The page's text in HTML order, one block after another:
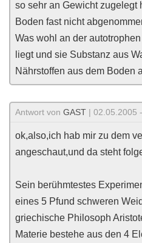
so sehr an Gewicht zugelegt
Boden fast nicht
Was wohl an der
liegt und sie Substanz aus
Nährstoffen aus dem Boden
Antwort von GAST | 02.05.2005
ok,also,ich hab mir zu dem
angeschaut,und da steht
Sein berühmtestes
eines 5 Pfund schweren
griechische Philosoph
Materie bestehe aus den 4